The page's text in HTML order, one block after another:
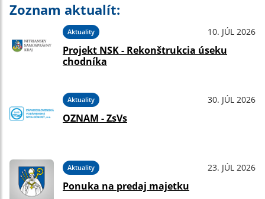
Zoznam aktualít:
Aktuality 10. JÚL 2026
Projekt NSK - Rekonštrukcia úseku
chodníka
Aktuality 30. JÚL 2026
OZNAM - ZsVs
Aktuality 23. JÚL 2026
Ponuka na predaj majetku